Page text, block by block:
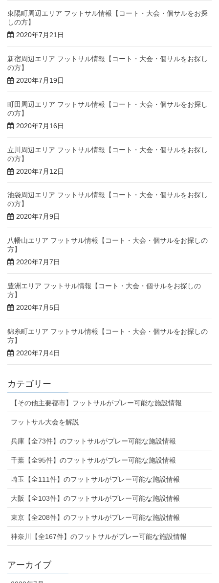
東陽町周辺エリア フットサル情報【コート・大会・個サルをお探
しの方】
2020年7月21日
新宿周辺エリア フットサル情報【コート・大会・個サルをお探し
の方】
2020年7月19日
町田周辺エリア フットサル情報【コート・大会・個サルをお探し
の方】
2020年7月16日
立川周辺エリア フットサル情報【コート・大会・個サルをお探し
の方】
2020年7月12日
池袋周辺エリア フットサル情報【コート・大会・個サルをお探し
の方】
2020年7月9日
八幡山エリア フットサル情報【コート・大会・個サルをお探しの
方】
2020年7月7日
豊洲エリア フットサル情報【コート・大会・個サルをお探しの
方】
2020年7月5日
錦糸町エリア フットサル情報【コート・大会・個サルをお探しの
方】
2020年7月4日
カテゴリー
【その他主要都市】フットサルがプレー可能な施設情報
フットサル大会を解説
兵庫【全73件】のフットサルがプレー可能な施設情報
千葉【全95件】のフットサルがプレー可能な施設情報
埼玉【全111件】のフットサルがプレー可能な施設情報
大阪【全103件】のフットサルがプレー可能な施設情報
東京【全208件】のフットサルがプレー可能な施設情報
神奈川【全167件】のフットサルがプレー可能な施設情報
アーカイブ